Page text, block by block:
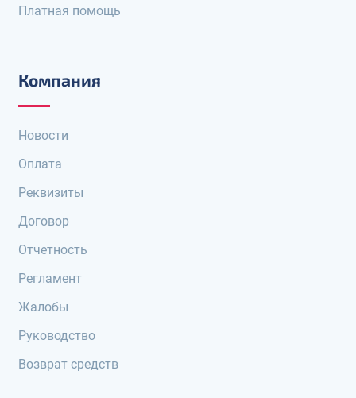
Платная помощь
Компания
Новости
Оплата
Реквизиты
Договор
Отчетность
Регламент
Жалобы
Руководство
Возврат средств